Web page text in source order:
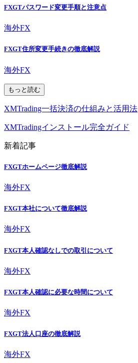
FXGTパスワード変更手順と注意点
海外FX
FXGT住所変更手続きの徹底解説
海外FX
もっと読む
XMTrading一括決済の仕組みと活用法
XMTradingインストール完全ガイド
新着記事
FXGTホームページ徹底解説
海外FX
FXGT本社について徹底解説
海外FX
FXGT本人確認なしでの取引について
海外FX
FXGT本人確認に必要な時間について
海外FX
FXGT法人口座の徹底解説
海外FX